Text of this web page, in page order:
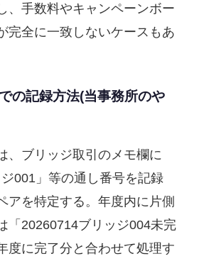
、手数料やキャンペーンボー
完全に一致しないケースもあ
の記録方法(当事務所のや
、ブリッジ取引のメモ欄に
ジ001」等の通し番号を記録
アを特定する。年度内に片側
「20260714ブリッジ004未完
度に完了分と合わせて処理す